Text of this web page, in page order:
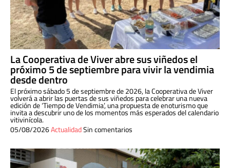
La Cooperativa de Viver abre sus viñedos el
próximo 5 de septiembre para vivir la vendimia
desde dentro
El próximo sábado 5 de septiembre de 2026, la Cooperativa de Viver
volverá a abrir las puertas de sus viñedos para celebrar una nueva
edición de ‘Tiempo de Vendimia’, una propuesta de enoturismo que
invita a descubrir uno de los momentos más esperados del calendario
vitivinícola.
05/08/2026ActualidadSin comentarios